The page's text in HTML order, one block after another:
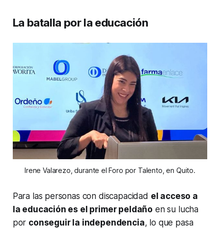
La batalla por la educación
Irene Valarezo, durante el Foro por Talento, en Quito.
Para las personas con discapacidad el acceso a
la educación es el primer peldaño en su lucha
por conseguir la independencia, lo que pasa